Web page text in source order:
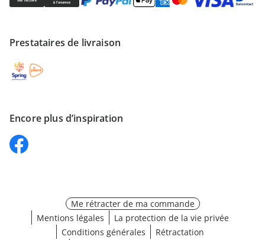
Prestataires de livraison
Encore plus d’inspiration
Me rétracter de ma commande
Mentions légales
La protection de la vie privée
Conditions générales
Rétractation